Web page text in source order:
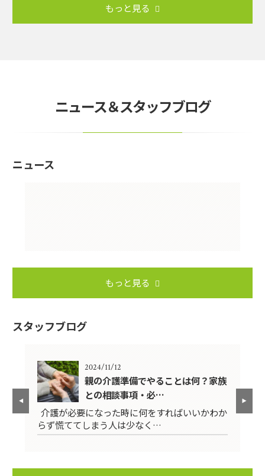
もっと見る
ニュース＆スタッフブログ
ニュース
もっと見る
スタッフブログ
2024/11/12
親の介護準備でやることは何？家族
との相談事項・必…
介護が必要になった時に何をすればいいかわか
らず慌ててしまう人は少なく…